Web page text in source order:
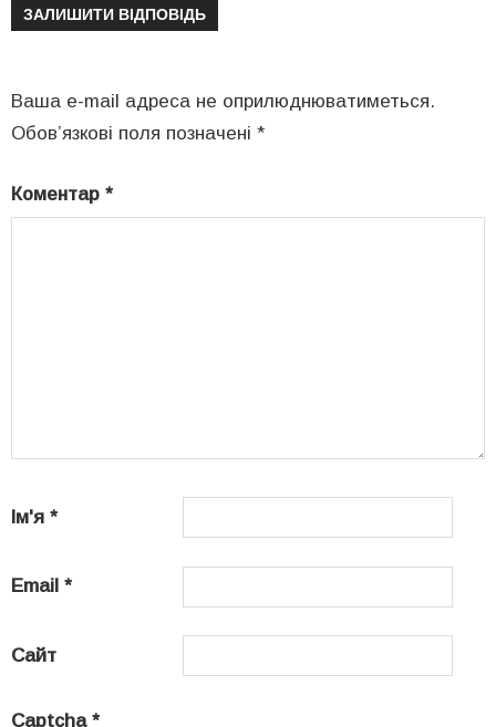
ЗАЛИШИТИ ВІДПОВІДЬ
Ваша e-mail адреса не оприлюднюватиметься.
Обов’язкові поля позначені *
Коментар *
Ім'я *
Email *
Сайт
Captcha *